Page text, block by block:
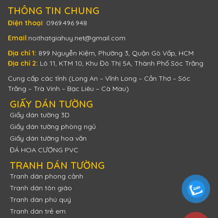
THÔNG TIN CHUNG
Điện thoại: 0969.496.948
Email:noithatgiahuy.net@gmail.com
Địa chỉ 1: 899 Nguyễn Kiệm, Phường 3, Quận Gò Vấp, HCM
Địa chỉ 2: Lô 11, KTM 10, Khu Đô Thị 5A, Thành Phố Sóc Trăng
Cung cấp các tỉnh (Long An – Vĩnh Long – Cần Thơ – Sóc
Trăng – Trà Vinh – Bạc Liêu – Cà Mau)
GIẤY DÁN TƯỜNG
Giấy dán tường 3D
Giấy dán tường phòng ngủ
Giấy dán tường hoa văn
ĐÁ HOA CƯƠNG PVC
TRANH DÁN TƯỜNG
Tranh dán phong cảnh
Tranh dán tôn giáo
Tranh dán phú quý
Tranh dán trẻ em